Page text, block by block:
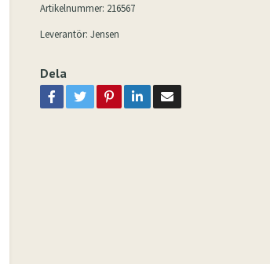
Artikelnummer: 216567
Leverantör: Jensen
Dela